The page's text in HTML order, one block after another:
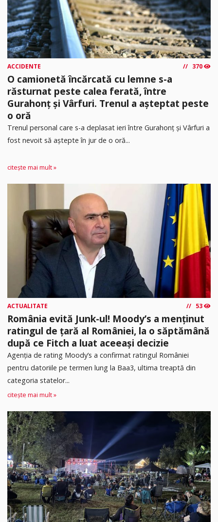
ACCIDENTE 370
O camionetă încărcată cu lemne s-a
răsturnat peste calea ferată, între
Gurahonț și Vârfuri. Trenul a așteptat peste
o oră
Trenul personal care s-a deplasat ieri între Gurahonț și Vârfuri a
fost nevoit să aștepte în jur de o oră...
citește mai mult »
ACTUALITATE 53
România evită Junk-ul! Moody’s a menținut
ratingul de țară al României, la o săptămână
după ce Fitch a luat aceeași decizie
Agenția de rating Moody’s a confirmat ratingul României
pentru datoriile pe termen lung la Baa3, ultima treaptă din
categoria statelor...
citește mai mult »